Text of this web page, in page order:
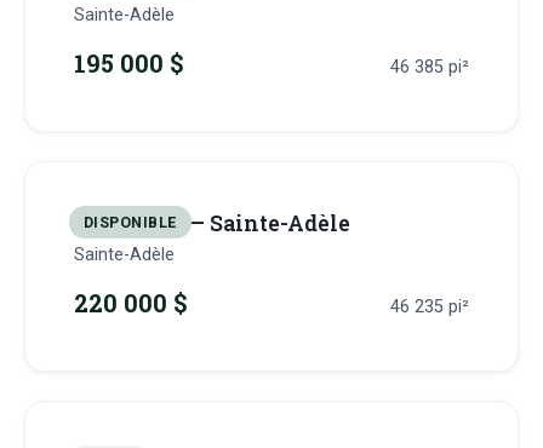
Sainte-Adèle
195 000 $ 46 385 pi²
DISPONIBLE
Terrain 33 — Sainte-Adèle
Sainte-Adèle
220 000 $ 46 235 pi²